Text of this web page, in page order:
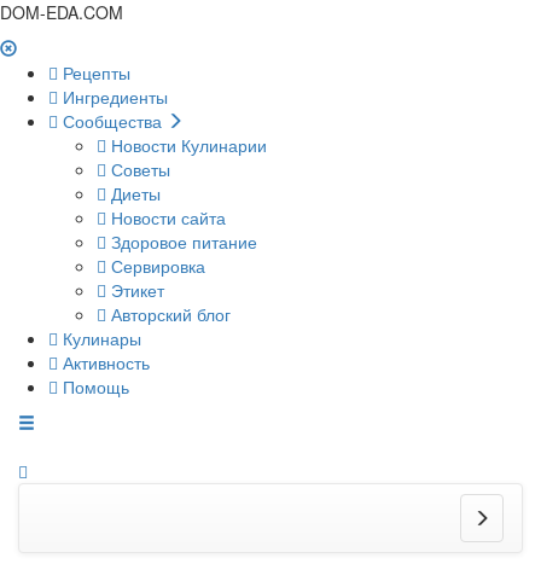
DOM-EDA.COM
Рецепты
Ингредиенты
Сообщества
Новости Кулинарии
Советы
Диеты
Новости сайта
Здоровое питание
Сервировка
Этикет
Авторский блог
Кулинары
Активность
Помощь